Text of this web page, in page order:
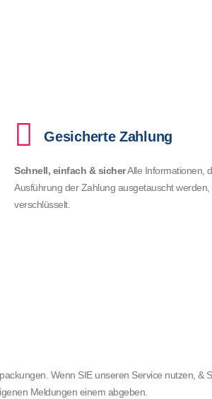
Gesicherte Zahlung
Schnell, einfach & sicherAlle Informationen,
Ausführung der Zahlung ausgetauscht werden,
verschlüsselt.
Wenn SIE unseren Service nutzen, &
Meldungen einem abgeben.